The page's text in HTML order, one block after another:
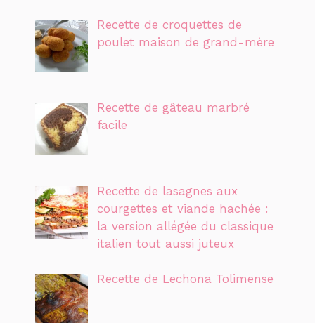
Recette de croquettes de
poulet maison de grand-mère
Recette de gâteau marbré
facile
Recette de lasagnes aux
courgettes et viande hachée :
la version allégée du classique
italien tout aussi juteux
Recette de Lechona Tolimense